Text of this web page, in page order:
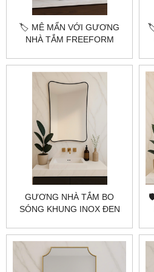
🏷️ MÊ MẨN VỚI GƯƠNG
NHÀ TẮM FREEFORM
CITYBUILDING – ĐẸP LẠ
KHÓ CƯỠNG
GƯƠNG NHÀ TẮM BO
SÓNG KHUNG INOX ĐEN